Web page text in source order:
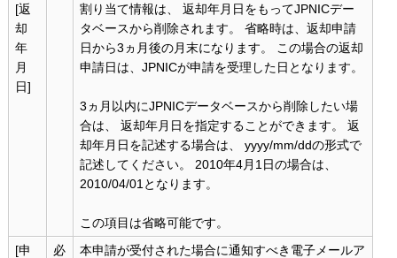
[返
却
年
月
日]
割り当て情報は、 返却年月日をもってJPNICデー
タベースから削除されます。 省略時は、返却申請
日から3ヵ月後の月末になります。 この場合の返却
申請日は、JPNICが申請を受理した日となります。
3ヵ月以内にJPNICデータベースから削除したい場
合は、 返却年月日を指定することができます。 返
却年月日を記述する場合は、 yyyy/mm/ddの形式で
記述してください。 2010年4月1日の場合は、
2010/04/01となります。
この項目は省略可能です。
[申
必
本申請が受付された場合に通知すべき電子メールア